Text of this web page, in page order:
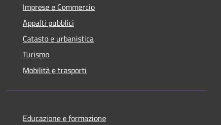
Imprese e Commercio
Appalti pubblici
Catasto e urbanistica
Turismo
Mobilità e trasporti
Educazione e formazione